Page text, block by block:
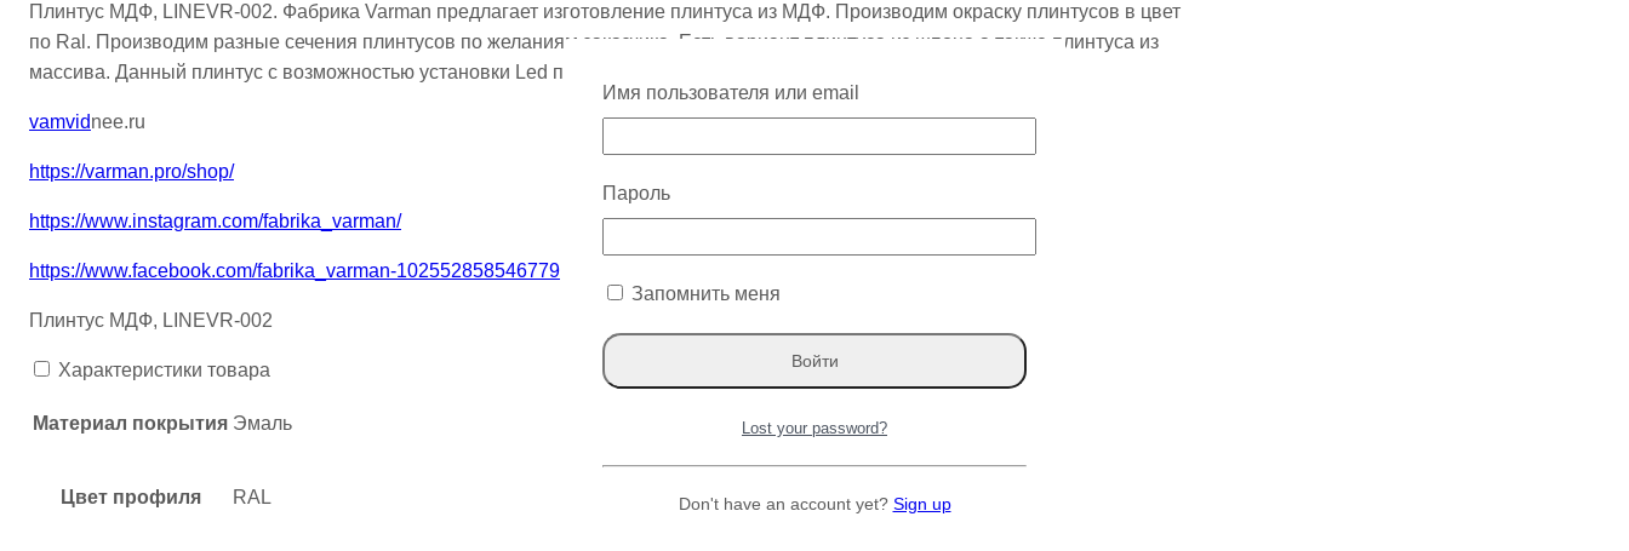
Плинтус МДФ, LINEVR-002. Фабрика Varman предлагает изготовление плинтуса из МДФ. Производим окраску плинтусов в цвет
по Ral. Производим разные сечения плинтусов по желаниям заказчика. Есть вариант плинтуса из шпона а также плинтуса из
массива. Данный плинтус с возможностью установки Led профиля и светодиодной лентой.
vamvidnee.ru
https://varman.pro/shop/
https://www.instagram.com/fabrika_varman/
https://www.facebook.com/fabrika_varman-102552858546779
Плинтус МДФ, LINEVR-002
Характеристики товара
Материал покрытия Эмаль
Цвет профиля RAL
Имя пользователя или email
Пароль
Запомнить меня
Lost your password?
Don't have an account yet? Sign up